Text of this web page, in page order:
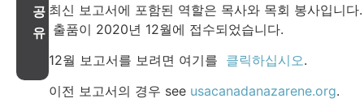
공
유
최신 보고서에 포함된 역할은 목사와 목회 봉사입니다.
출품이 2020년 12월에 접수되었습니다.
12월 보고서를 보려면 여기를 클릭하십시오.
이전 보고서의 경우 see usacanadanazarene.org.